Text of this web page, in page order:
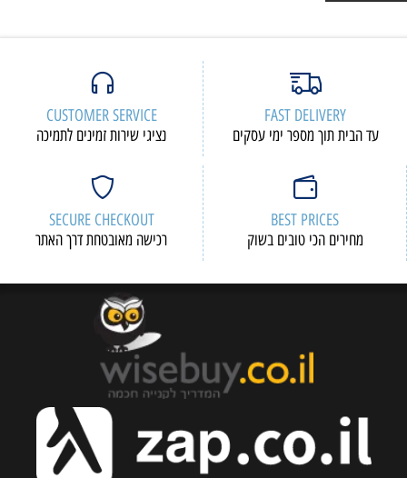
FAST DELIVERY
עד הבית תוך מספר ימי עסקים
CUSTOMER SERVICE
נציגי שירות זמינים לתמיכה
BEST PRICES
מחירים הכי טובים בשוק
SECURE CHECKOUT
רכישה מאובטחת דרך האתר